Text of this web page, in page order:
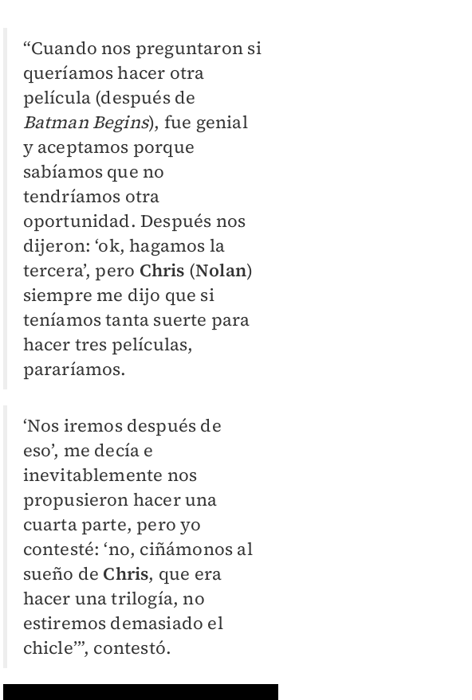
“Cuando nos preguntaron si
queríamos hacer otra
película (después de
Batman Begins), fue genial
y aceptamos porque
sabíamos que no
tendríamos otra
oportunidad. Después nos
dijeron: ‘ok, hagamos la
tercera’, pero Chris (Nolan)
siempre me dijo que si
teníamos tanta suerte para
hacer tres películas,
pararíamos.
‘Nos iremos después de
eso’, me decía e
inevitablemente nos
propusieron hacer una
cuarta parte, pero yo
contesté: ‘no, ciñámonos al
sueño de Chris, que era
hacer una trilogía, no
estiremos demasiado el
chicle’”, contestó.